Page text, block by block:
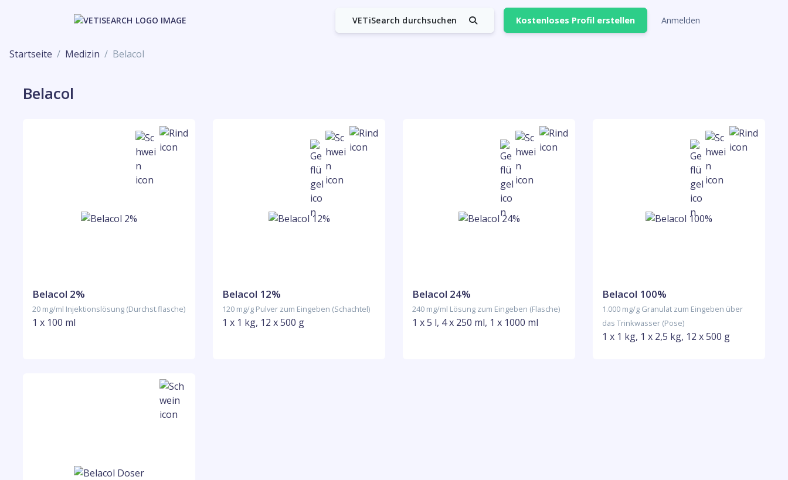
VETiSearch durchsuchen Kostenloses Profil erstellen Anmelden
Startseite Medizin Belacol
Belacol
Belacol 2%
20 mg/ml Injektionslösung (Durchst.flasche)
1 x 100 ml
Belacol 12%
120 mg/g Pulver zum Eingeben (Schachtel)
1 x 1 kg, 12 x 500 g
Belacol 24%
240 mg/ml Lösung zum Eingeben (Flasche)
1 x 5 l, 4 x 250 ml, 1 x 1000 ml
Belacol 100%
1.000 mg/g Granulat zum Eingeben über
das Trinkwasser (Pose)
1 x 1 kg, 1 x 2,5 kg, 12 x 500 g